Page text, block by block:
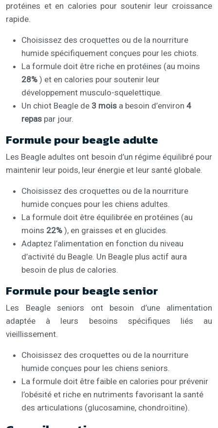
protéines et en calories pour soutenir leur croissance
rapide.
Choisissez des croquettes ou de la nourriture
humide spécifiquement conçues pour les chiots.
La formule doit être riche en protéines (au moins
28% ) et en calories pour soutenir leur
développement musculo-squelettique.
Un chiot Beagle de 3 mois a besoin d’environ 4
repas par jour.
Formule pour beagle adulte
Les Beagle adultes ont besoin d’un régime équilibré pour
maintenir leur poids, leur énergie et leur santé globale.
Choisissez des croquettes ou de la nourriture
humide conçues pour les chiens adultes.
La formule doit être équilibrée en protéines (au
moins 22% ), en graisses et en glucides.
Adaptez l’alimentation en fonction du niveau
d’activité du Beagle. Un Beagle plus actif aura
besoin de plus de calories.
Formule pour beagle senior
Les Beagle seniors ont besoin d’une alimentation
adaptée à leurs besoins spécifiques liés au
vieillissement.
Choisissez des croquettes ou de la nourriture
humide conçues pour les chiens seniors.
La formule doit être faible en calories pour prévenir
l’obésité et riche en nutriments favorisant la santé
des articulations (glucosamine, chondroïtine).